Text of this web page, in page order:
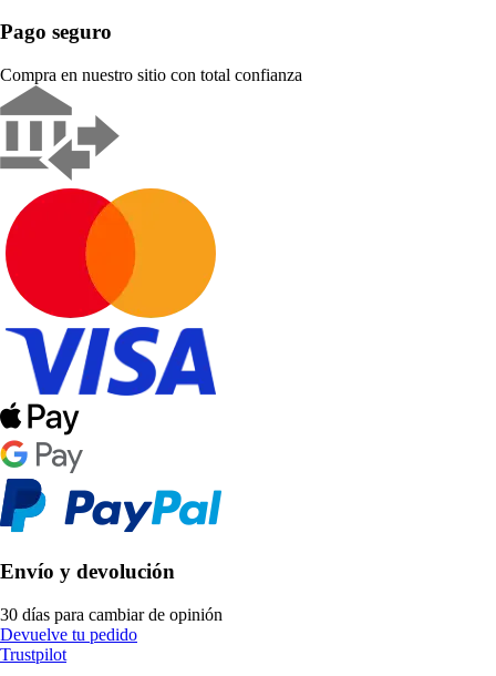
Pago seguro
Compra en nuestro sitio con total confianza
Envío y devolución
30 días para cambiar de opinión
Devuelve tu pedido
Trustpilot